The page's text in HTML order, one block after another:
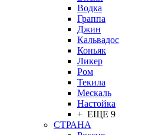
Водка
Граппа
Джин
Кальвадос
Коньяк
Ликер
Ром
Текила
Мескаль
Настойка
+ ЕЩЕ 9
СТРАНА